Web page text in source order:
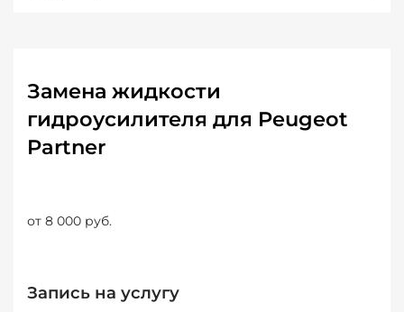
Замена жидкости
гидроусилителя для Peugeot
Partner
от 8 000 руб.
Запись на услугу